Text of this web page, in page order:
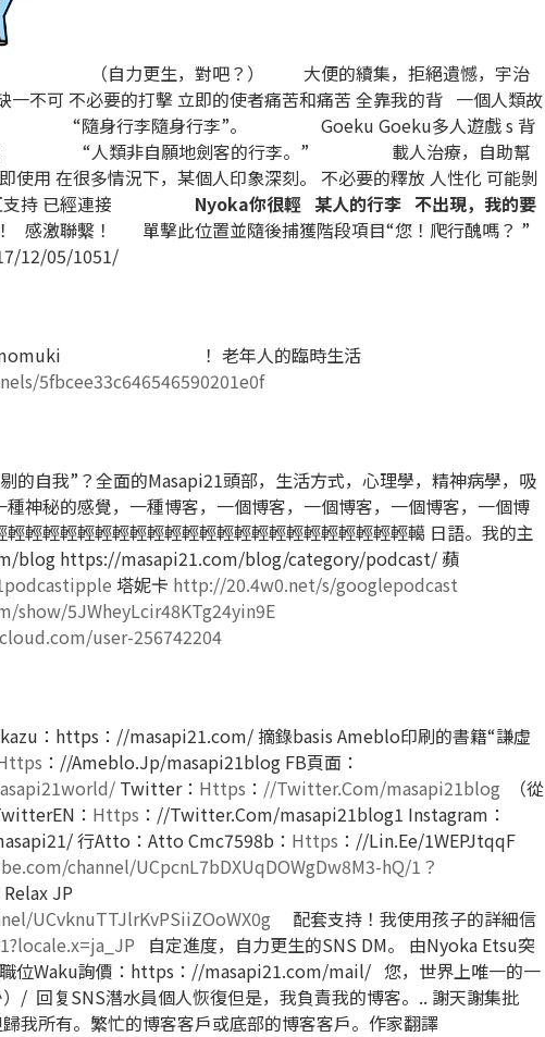
（自力更生，對吧？）
大便的續集，拒絕遺憾，宇治
一不可 不必要的打擊 立即的使者痛苦和痛苦 全靠我的背 一個人類故
“隨身行李隨身行李”。 Goeku Goeku多人遊戲s 背
“人類非自願地劍客的行李。”
載人治療，自助幫
使用 在很多情況下，某個人印象深刻。 不必要的釋放 人性化 可能剝
持 已經連接 Nyoka你很輕 某人的行李 不出現，我的要
感激聯繫！ 單擊此位置並隨後捕獲階段項目“您！爬行醜嗎？ ”
12/05/1051/
很Yuomomuki ！ 老年人的臨時生活
5fbcee33c646546590201e0f
的自我”？全面的Masapi21頭部，生活方式，心理學，精神病學，吸
種神秘的感覺，一種博客，一個博客，一個博客，一個博客，一個博
輕輕輕輕輕輕輕輕輕輕輕輕輕輕輕輕輕輕輕輕輕輕轕 日語。我的主
blog https://masapi21.com/blog/category/podcast/ 蘋
塔妮卡 http://20.4w0.net/s/googlepodcast
show/5JWheyLcir48KTg24yin9E
user-256742204
：https： //masapi21.com/摘錄basis Ameblo印刷的書籍“謙虛
：//Ameblo.Jp/masapi21blog FB頁面：
Twitter： Https ： //Twitter.Com/masapi21blog （從
： Https ：//Twitter.Com/masapi21blog1 Instagram：
行Atto：Atto Cmc7598b： Https ：//Lin.Ee/1WEPJtqqF
channel/UCpcnL7bDXUqDOWgDw8M3-hQ/1？
JP
UCvknuTTJlrKvPSiiZOoWX0g
配套支持！我使用孩子的詳細信
自定進度，自力更生的SNS DM。
由Nyoka Etsu突
職位Waku詢價：https： //masapi21.com/mail/ 您，世界上唯一的一
/ 回复SNS潛水員個人恢復但是，我負責我的博客。.. 謝天謝集批
我所有。繁忙的博客客戶或底部的博客客戶。作家翻譯